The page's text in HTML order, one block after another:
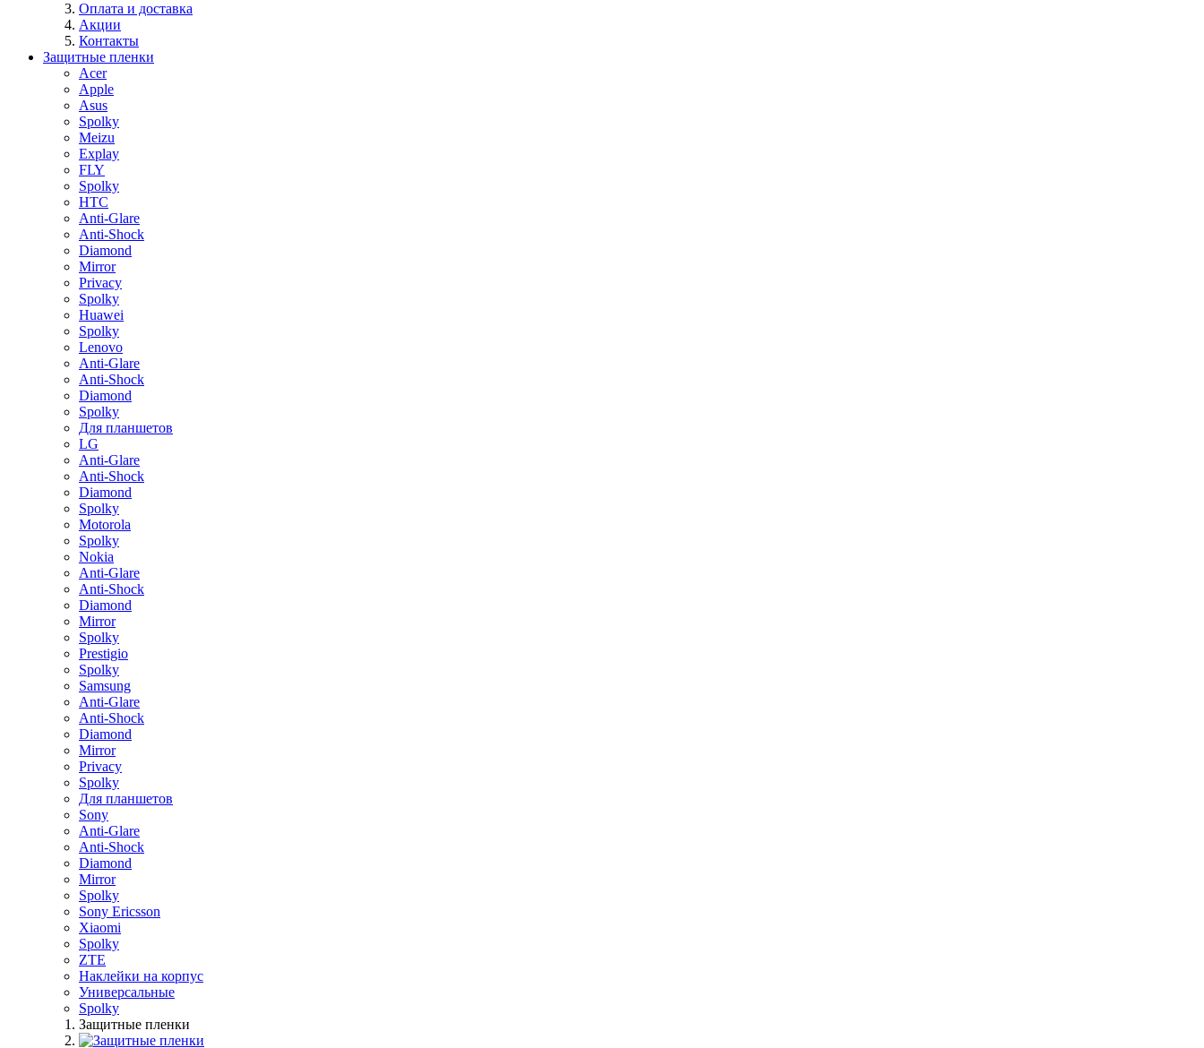
Оплата и доставка
Акции
Контакты
Защитные пленки
Acer
Apple
Asus
Spolky
Meizu
Explay
FLY
Spolky
HTC
Anti-Glare
Anti-Shock
Diamond
Mirror
Privacy
Spolky
Huawei
Spolky
Lenovo
Anti-Glare
Anti-Shock
Diamond
Spolky
Для планшетов
LG
Anti-Glare
Anti-Shock
Diamond
Spolky
Motorola
Spolky
Nokia
Anti-Glare
Anti-Shock
Diamond
Mirror
Spolky
Prestigio
Spolky
Samsung
Anti-Glare
Anti-Shock
Diamond
Mirror
Privacy
Spolky
Для планшетов
Sony
Anti-Glare
Anti-Shock
Diamond
Mirror
Spolky
Sony Ericsson
Xiaomi
Spolky
ZTE
Наклейки на корпус
Универсальные
Spolky
Защитные пленки